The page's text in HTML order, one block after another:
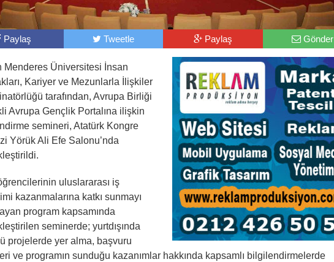
Paylaş Tweetle Paylaş Gönder
Menderes Üniversitesi İnsan
Kariyer ve Mezunlarla İlişkiler
tarafından, Avrupa Birliği
Avrupa Gençlik Portalına ilişkin
semineri, Atatürk Kongre
Yörük Ali Efe Salonu’nda
uluslararası iş
kazanmalarına katkı sunmayı
program kapsamında
seminerde; yurtdışında
projelerde yer alma, başvuru
ve programın sunduğu kazanımlar hakkında kapsamlı bilgilendirmelerde